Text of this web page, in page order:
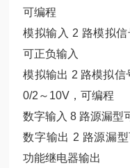
可编程
模拟输入 2 路模拟
可正负输入
模拟输出 2 路模拟信
0/2～10V，可编程
数字输入 8 路源漏型
数字输出 2 路源漏
功能继电器输出